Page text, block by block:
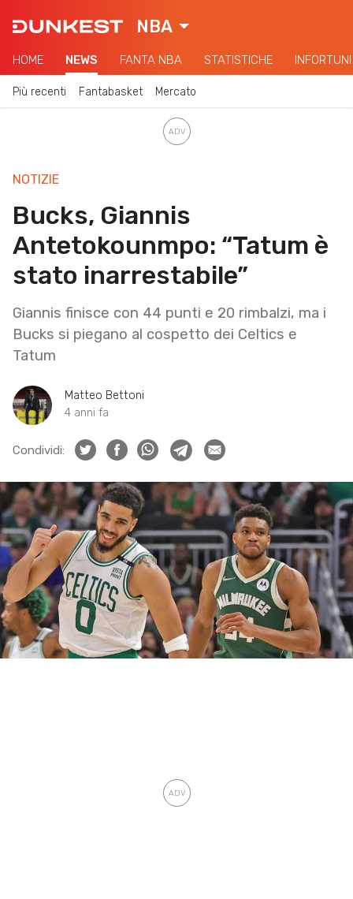
NBA
HOME NEWS FANTA NBA STATISTICHE INFORTUNI
Più recenti Fantabasket Mercato
NOTIZIE
Bucks, Giannis
Antetokounmpo: “Tatum è
stato inarrestabile”
Giannis finisce con 44 punti e 20 rimbalzi, ma i
Bucks si piegano al cospetto dei Celtics e
Tatum
Matteo Bettoni
4 anni fa
Condividi: